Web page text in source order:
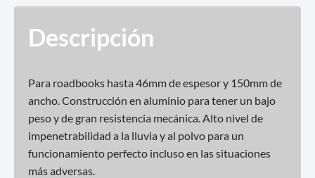
Descripción
Para roadbooks hasta 46mm de espesor y 150mm de
ancho. Construcción en aluminio para tener un bajo
peso y de gran resistencia mecánica. Alto nivel de
impenetrabilidad a la lluvia y al polvo para un
funcionamiento perfecto incluso en las situaciones
más adversas.